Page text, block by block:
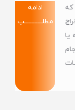
که
یا
ادامه
مطلــــــــــــب